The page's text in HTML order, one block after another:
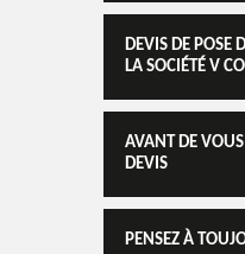
DEVIS DE POSE
LA SOCIÉTÉ V
AVANT DE
DEVIS
PENSEZ À